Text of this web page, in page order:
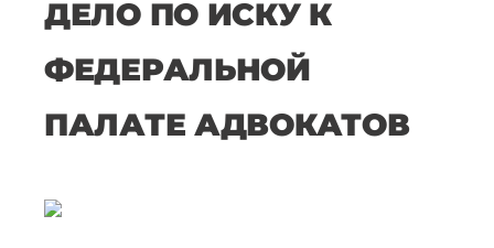
ДЕЛО ПО ИСКУ К
ФЕДЕРАЛЬНОЙ
ПАЛАТЕ АДВОКАТОВ